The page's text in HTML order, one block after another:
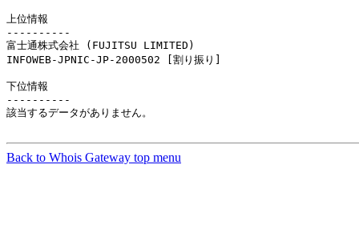
上位情報
----------
富士通株式会社 (FUJITSU LIMITED)
INFOWEB-JPNIC-JP-2000502 [割
下位情報
----------
該当するデータがありません。
Back to Whois Gateway top menu